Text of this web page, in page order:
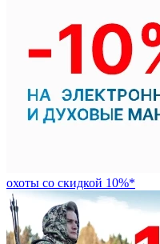
охоты со скидкой 10%*